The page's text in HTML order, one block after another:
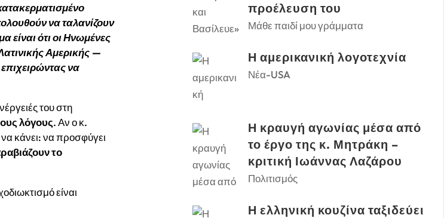
να ταλανίζουν
είναι ότι οι Ηνωμένες
Αμερικής —
να
του στη
λόγους. Αν ο κ.
να κάνει: να προσφύγει
το
είναι
προέλευση του
Μάθε παιδί μου γράμματα
Η αμερικανική λογοτεχνία
Νέα-USA
Η κραυγή αγωνίας μέσα από
το έργο της κ. Μητράκη –
κριτική Ιωάννας Λαζάρου
Πολιτισμός
Η ελληνική κουζίνα ταξιδεύει